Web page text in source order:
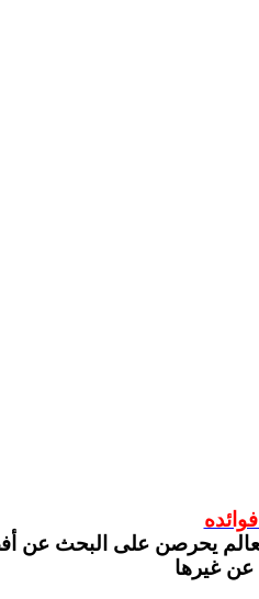
يحرصن على البحث عن
عن غيرها